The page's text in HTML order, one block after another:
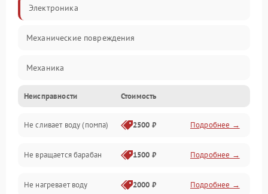
Электроника
Механические повреждения
Механика
Электропитание
Водоснабжение
Слив
Программное обеспечение
Неисправности Стоимость
Не сливает воду (помпа) 2500 ₽ Подробнее →
Не вращается барабан 1500 ₽ Подробнее →
Не нагревает воду 2000 ₽ Подробнее →